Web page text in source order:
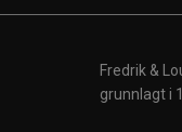
Fredrik &
grunnlagt i